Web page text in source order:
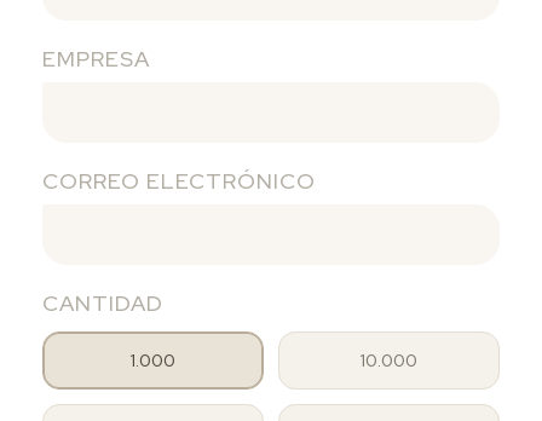
EMPRESA
CORREO ELECTRÓNICO
CANTIDAD
1.000 10.000